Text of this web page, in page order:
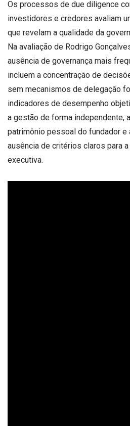
Os processos de due diligence
investidores e credores avaliam
que revelam a qualidade da
Na avaliação de Rodrigo
ausência de governança mais
incluem a concentração de
sem mecanismos de delegação
indicadores de desempenho
a gestão de forma independente,
patrimônio pessoal do fundador e
ausência de critérios claros para
executiva.